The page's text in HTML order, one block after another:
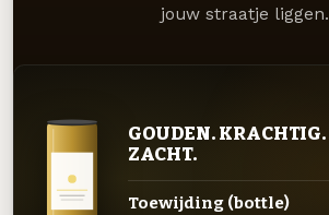
jouw straatje liggen.
GOUDEN. KRACHTIG.
ZACHT.
Toewijding (bottle)